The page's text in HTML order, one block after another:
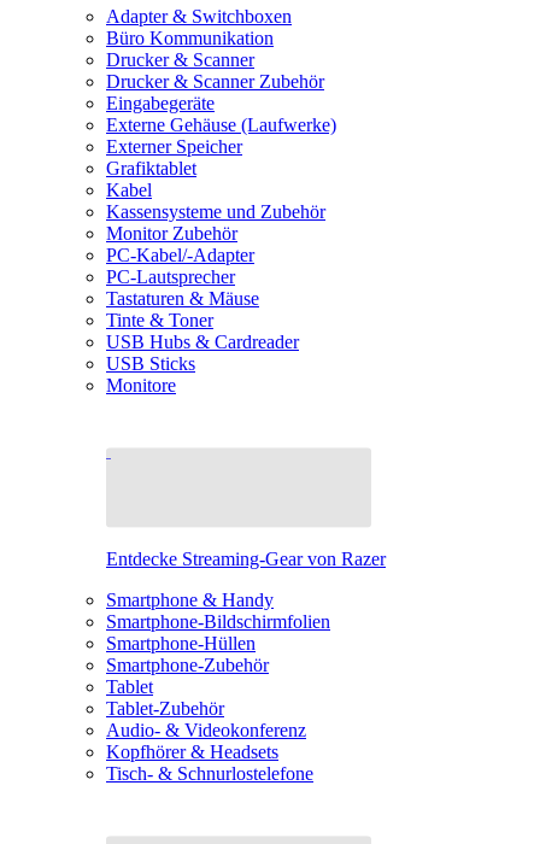
Adapter & Switchboxen
Büro Kommunikation
Drucker & Scanner
Drucker & Scanner Zubehör
Eingabegeräte
Externe Gehäuse (Laufwerke)
Externer Speicher
Grafiktablet
Kabel
Kassensysteme und Zubehör
Monitor Zubehör
PC-Kabel/-Adapter
PC-Lautsprecher
Tastaturen & Mäuse
Tinte & Toner
USB Hubs & Cardreader
USB Sticks
Monitore
Entdecke Streaming-Gear von Razer
Smartphone & Handy
Smartphone-Bildschirmfolien
Smartphone-Hüllen
Smartphone-Zubehör
Tablet
Tablet-Zubehör
Audio- & Videokonferenz
Kopfhörer & Headsets
Tisch- & Schnurlostelefone